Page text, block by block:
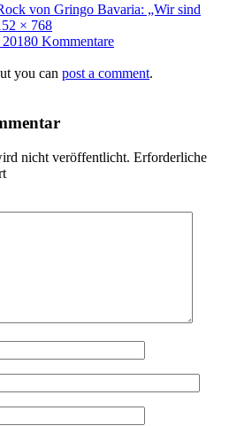
von Gringo Bavaria: „Wir sind
× 768
0 Kommentare
you can post a comment.
nicht veröffentlicht. Erforderliche